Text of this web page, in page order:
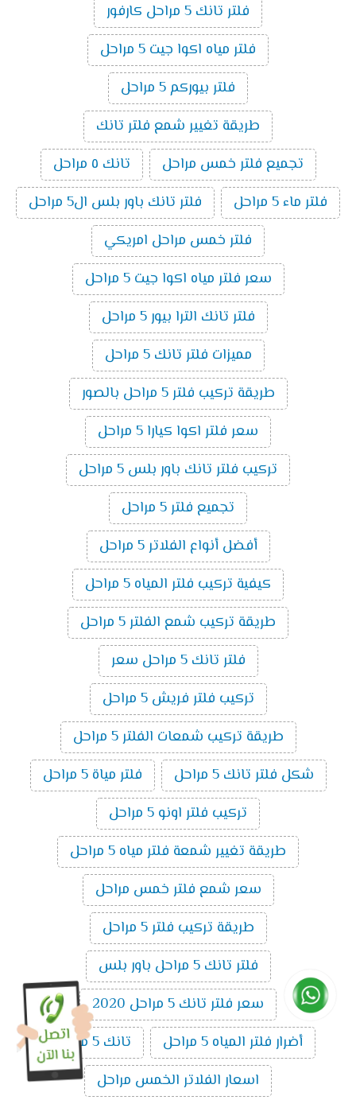
فلتر تانك 5 مراحل كارفور
فلتر مياه اكوا جيت 5 مراحل
فلتر بيوركم 5 مراحل
طريقة تغيير شمع فلتر تانك
تجميع فلتر خمس مراحل
تانك ٥ مراحل
فلتر ماء 5 مراحل
فلتر تانك باور بلس ال5 مراحل
فلتر خمس مراحل امريكي
سعر فلتر مياه اكوا جيت 5 مراحل
فلتر تانك الترا بيور 5 مراحل
مميزات فلتر تانك 5 مراحل
طريقة تركيب فلتر 5 مراحل بالصور
سعر فلتر اكوا كيارا 5 مراحل
تركيب فلتر تانك باور بلس 5 مراحل
تجميع فلتر 5 مراحل
أفضل أنواع الفلاتر 5 مراحل
كيفية تركيب فلتر المياه 5 مراحل
طريقة تركيب شمع الفلتر 5 مراحل
فلتر تانك 5 مراحل سعر
تركيب فلتر فريش 5 مراحل
طريقة تركيب شمعات الفلتر 5 مراحل
شكل فلتر تانك 5 مراحل
فلتر مياة 5 مراحل
تركيب فلتر اونو 5 مراحل
طريقة تغيير شمعة فلتر مياه 5 مراحل
سعر شمع فلتر خمس مراحل
طريقة تركيب فلتر 5 مراحل
فلتر تانك 5 مراحل باور بلس
سعر فلتر تانك 5 مراحل 2020
أضرار فلتر المياه 5 مراحل
تانك 5 مراحل
اسعار الفلاتر الخمس مراحل